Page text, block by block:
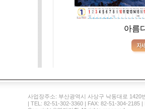
아름
사업장주소: 부산광역시 사상구 낙동대로 1420
| TEL: 82-51-302-3360 | FAX: 82-51-304-2185